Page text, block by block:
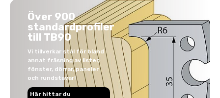
Över 900
standardprofiler
till TB90
Vi tillverkar stål för bland
annat fräsning av lister,
fönster, dörrar, paneler
och rundstavar!
Här hittar du